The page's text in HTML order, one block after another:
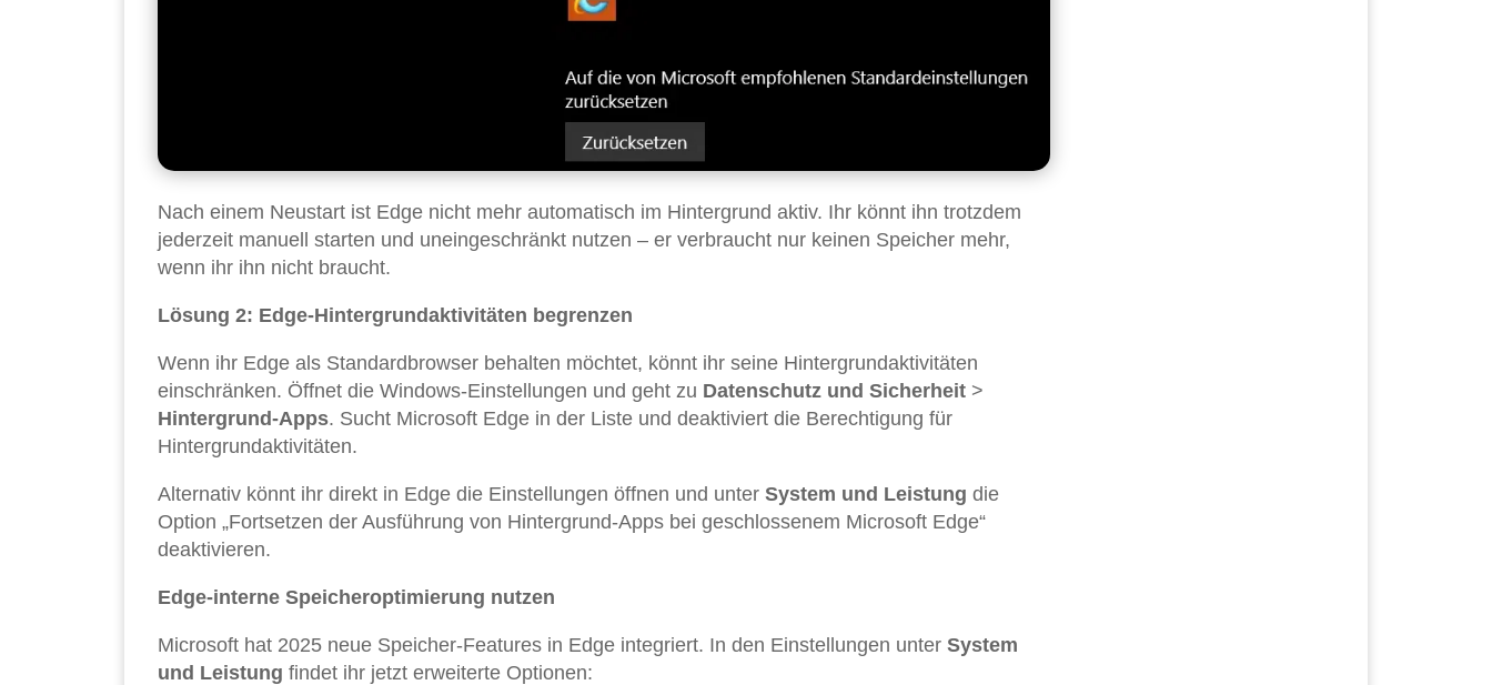
Nach einem Neustart ist Edge nicht mehr automatisch im Hintergrund aktiv. Ihr könnt ihn trotzdem
jederzeit manuell starten und uneingeschränkt nutzen – er verbraucht nur keinen Speicher mehr,
wenn ihr ihn nicht braucht.
Lösung 2: Edge-Hintergrundaktivitäten begrenzen
Wenn ihr Edge als Standardbrowser behalten möchtet, könnt ihr seine Hintergrundaktivitäten
einschränken. Öffnet die Windows-Einstellungen und geht zu Datenschutz und Sicherheit >
Hintergrund-Apps. Sucht Microsoft Edge in der Liste und deaktiviert die Berechtigung für
Hintergrundaktivitäten.
Alternativ könnt ihr direkt in Edge die Einstellungen öffnen und unter System und Leistung die
Option „Fortsetzen der Ausführung von Hintergrund-Apps bei geschlossenem Microsoft Edge“
deaktivieren.
Edge-interne Speicheroptimierung nutzen
Microsoft hat 2025 neue Speicher-Features in Edge integriert. In den Einstellungen unter System
und Leistung findet ihr jetzt erweiterte Optionen: